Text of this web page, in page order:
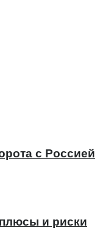
с Россией
и риски